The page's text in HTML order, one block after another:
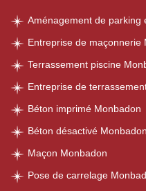
Aménagement de parking
Entreprise de maçonnerie
Terrassement piscine
Entreprise de
Béton imprimé Monbadon
Béton désactivé Monbadon
Maçon Monbadon
Pose de carrelage